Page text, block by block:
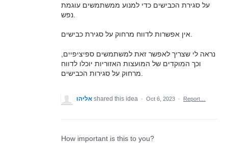
על סגירת הכבישים כדי למנוע ממשתמשים עוגמת
נראה לי שצריך לאפשר זאת למשתמשים ספיציפיים,
וכך המוקדים של המועצות האזוריות יוכלו לדווח
אליהו shared this idea · Oct 6, 2023 · Report…
How important is this to you?